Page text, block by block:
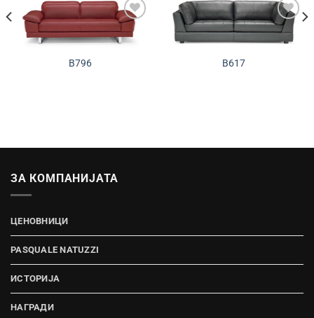
Додади во
желботека
B796
Додади во
желботека
B617
ЗА КОМПАНИЈАТА
ЦЕНОВНИЦИ
PASQUALE NATUZZI
ИСТОРИЈА
НАГРАДИ